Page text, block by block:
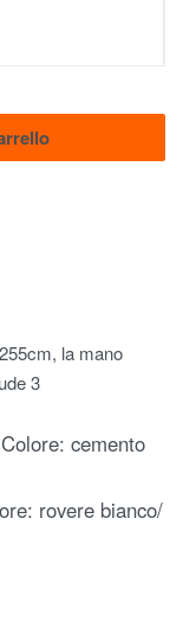
la mano
3
cemento
rovere bianco/